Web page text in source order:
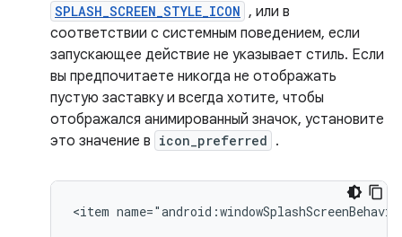
SPLASH_SCREEN_STYLE_ICON , или в
соответствии с системным поведением, если
запускающее действие не указывает стиль. Если
вы предпочитаете никогда не отображать
пустую заставку и всегда хотите, чтобы
отображался анимированный значок, установите
это значение в icon_preferred .